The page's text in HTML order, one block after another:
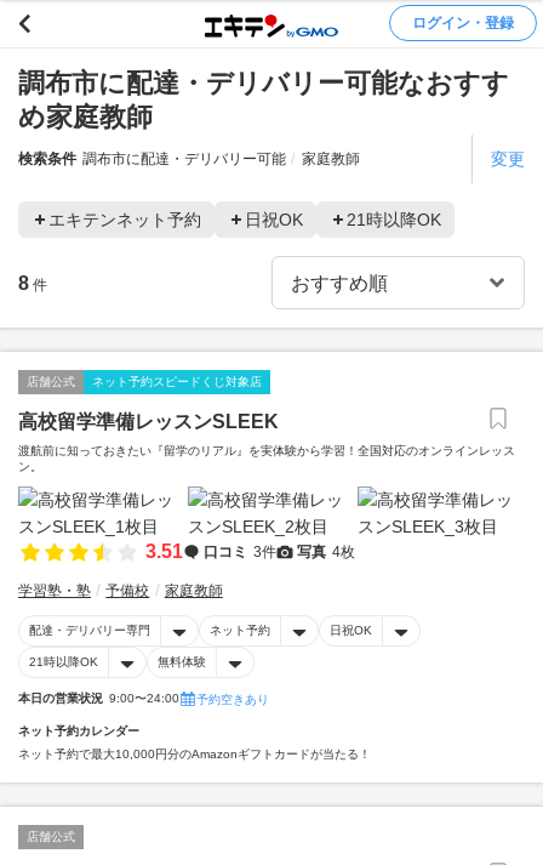
ログイン・登録
調布市に配達・デリバリー可能なおすす
め家庭教師
検索条件 調布市に配達・デリバリー可能 家庭教師 変更
エキテンネット予約 日祝OK 21時以降OK
8 件
店舗公式 ネット予約スピードくじ対象店
高校留学準備レッスンSLEEK
渡航前に知っておきたい『留学のリアル』を実体験から学習！全国対応のオンラインレッス
ン。
3.51 口コミ 3件 写真 4枚
学習塾・塾 予備校 家庭教師
配達・デリバリー専門 ネット予約 日祝OK
21時以降OK 無料体験
本日の営業状況 9:00〜24:00 予約空きあり
ネット予約カレンダー
ネット予約で最大10,000円分のAmazonギフトカードが当たる！
店舗公式